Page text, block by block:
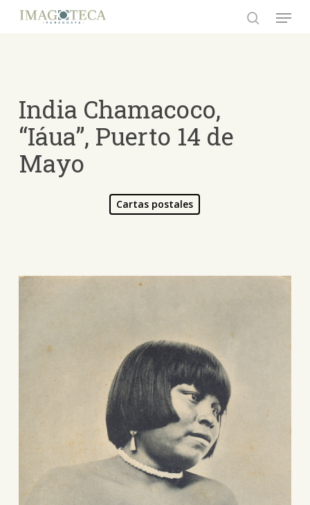
Menu
India Chamacoco,
“Iáua”, Puerto 14 de
Mayo
Cartas postales